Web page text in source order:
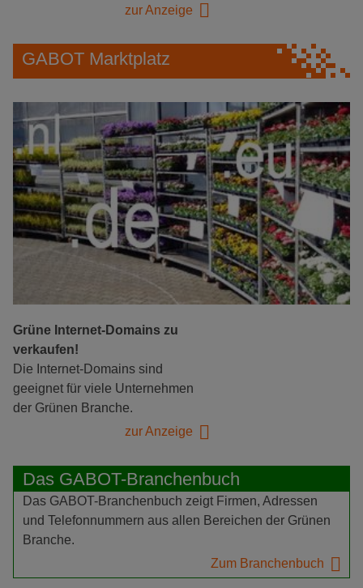
zur Anzeige
GABOT Marktplatz
Grüne Internet-Domains zu
verkaufen!
Die Internet-Domains sind
geeignet für viele Unternehmen
der Grünen Branche.
zur Anzeige
Das GABOT-Branchenbuch
Das GABOT-Branchenbuch zeigt Firmen, Adressen
und Telefonnummern aus allen Bereichen der Grünen
Branche.
Zum Branchenbuch